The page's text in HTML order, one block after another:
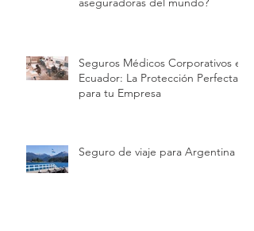
Seguros Médicos Corporativos en
Ecuador: La Protección Perfecta
para tu Empresa
Seguro de viaje para Argentina